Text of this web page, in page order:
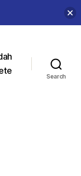
Search